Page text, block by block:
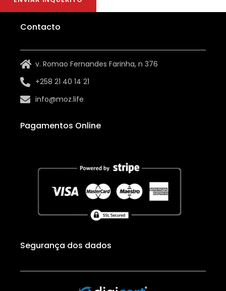
utilizador a leitura atenta das informações e da
Perguntas Mais Frequentes
dentro de 48 horas (através de todos os
Tem Wi-Fi?
Sim, temos Internet. Por favor, tenha em
Que Fichas usam?
Contacto
v. Romao Fernandes Farinha, n 376
+258 21 40 14 21
info@moz.life
Pagamentos Online
Segurança dos dados